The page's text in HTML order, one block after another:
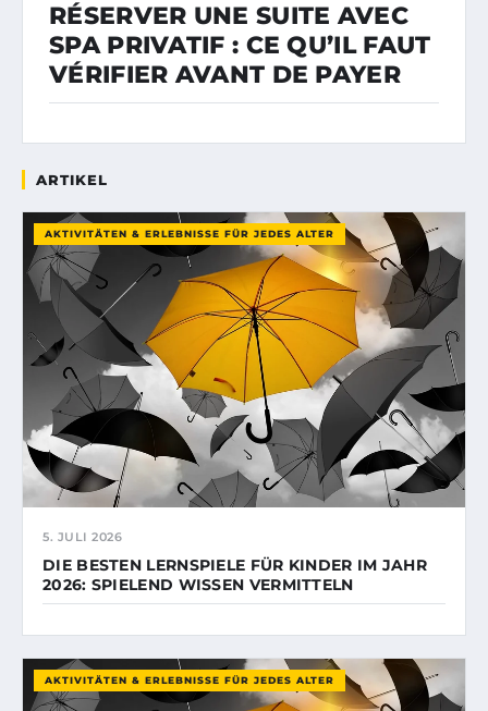
RÉSERVER UNE SUITE AVEC
SPA PRIVATIF : CE QU’IL FAUT
VÉRIFIER AVANT DE PAYER
ARTIKEL
AKTIVITÄTEN & ERLEBNISSE FÜR JEDES ALTER
5. JULI 2026
DIE BESTEN LERNSPIELE FÜR KINDER IM JAHR
2026: SPIELEND WISSEN VERMITTELN
AKTIVITÄTEN & ERLEBNISSE FÜR JEDES ALTER